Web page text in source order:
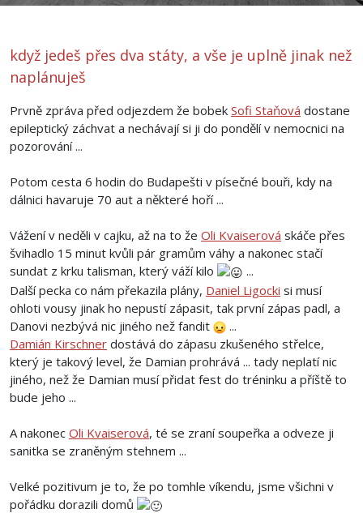
když jedeš přes dva státy, a vše je uplně jinak než
naplánuješ
Prvně zpráva před odjezdem že bobek Sofi Staňová dostane
epileptický záchvat a nechávají si ji do pondělí v nemocnici na
pozorování ...
Potom cesta 6 hodin do Budapešti v písečné bouři, kdy na
dálnici havaruje 70 aut a některé hoří ...
Vážení v neděli v cajku, až na to že Oli Kvaiserová skáče přes
švihadlo 15 minut kvůli pár gramům váhy a nakonec stačí
sundat z krku talisman, který váží kilo
...
Další pecka co nám překazila plány, Daniel Ligocki si musí
ohloti vousy jinak ho nepustí zápasit, tak první zápas padl, a
Danovi nezbývá nic jiného než fandit
...
Damián Kirschner dostává do zápasu zkušeného střelce,
který je takový level, že Damian prohrává ... tady neplatí nic
jiného, než že Damian musí přidat fest do tréninku a příště to
bude jeho ...
A nakonec Oli Kvaiserová, té se zraní soupeřka a odveze ji
sanitka se zraněným stehnem ...
Velké pozitivum je to, že po tomhle víkendu, jsme všichni v
pořádku dorazili domů